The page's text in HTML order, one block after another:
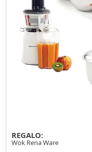
REGALO:
Wok Rena Ware